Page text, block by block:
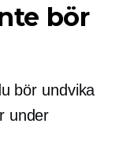
bör
bör undvika
under